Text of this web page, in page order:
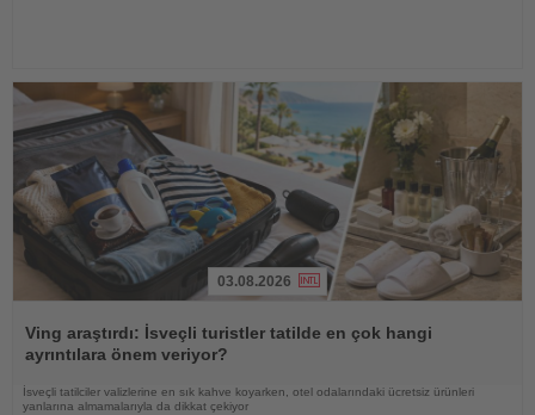
Oku
03.08.2026
Ving araştırdı: İsveçli turistler tatilde en çok hangi
ayrıntılara önem veriyor?
İsveçli tatilciler valizlerine en sık kahve koyarken, otel odalarındaki ücretsiz ürünleri
yanlarına almamalarıyla da dikkat çekiyor